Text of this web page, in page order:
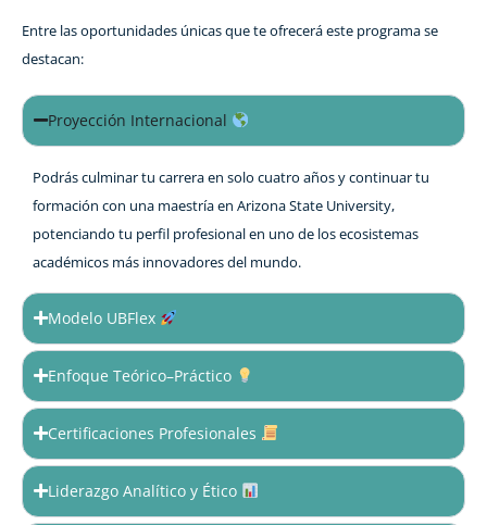
Entre las oportunidades únicas que te ofrecerá este programa se
destacan:
Proyección Internacional
Podrás culminar tu carrera en solo cuatro años y continuar tu
formación con una maestría en Arizona State University,
potenciando tu perfil profesional en uno de los ecosistemas
académicos más innovadores del mundo.
Modelo UBFlex
Enfoque Teórico–Práctico
Certificaciones Profesionales
Liderazgo Analítico y Ético